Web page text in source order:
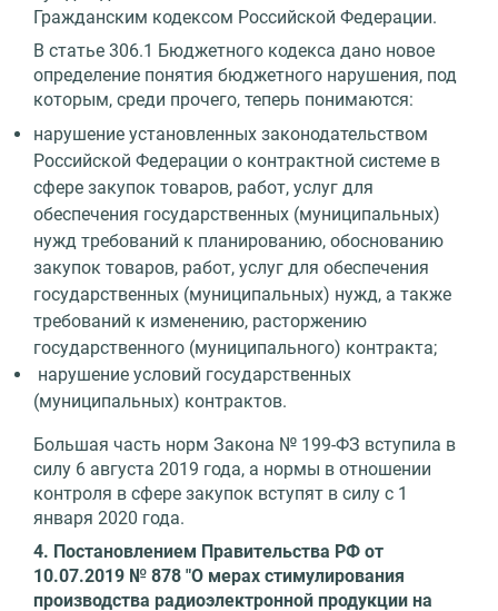
Гражданским кодексом Российской Федерации.
В статье 306.1 Бюджетного кодекса дано новое
определение понятия бюджетного нарушения, под
которым, среди прочего, теперь понимаются:
нарушение установленных законодательством
Российской Федерации о контрактной системе в
сфере закупок товаров, работ, услуг для
обеспечения государственных (муниципальных)
нужд требований к планированию, обоснованию
закупок товаров, работ, услуг для обеспечения
государственных (муниципальных) нужд, а также
требований к изменению, расторжению
государственного (муниципального) контракта;
нарушение условий государственных
(муниципальных) контрактов.
Большая часть норм Закона № 199-ФЗ вступила в
силу 6 августа 2019 года, а нормы в отношении
контроля в сфере закупок вступят в силу с 1
января 2020 года.
4. Постановлением Правительства РФ от
10.07.2019 № 878 "О мерах стимулирования
производства радиоэлектронной продукции на